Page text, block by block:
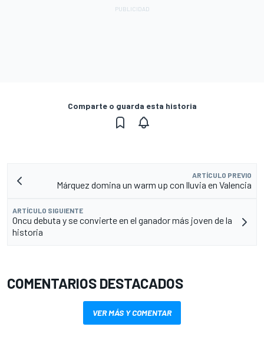
Comparte o guarda esta historia
ARTÍCULO PREVIO
Márquez domina un warm up con lluvia en Valencia
ARTÍCULO SIGUIENTE
Oncu debuta y se convierte en el ganador más joven de la
historia
COMENTARIOS DESTACADOS
VER MÁS Y COMENTAR